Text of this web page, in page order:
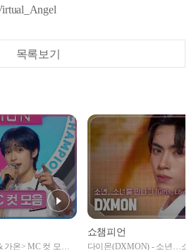
목록보기
가온> MC 컷 모음
쇼챔피언
다이몬(DXMON) - 소년…소